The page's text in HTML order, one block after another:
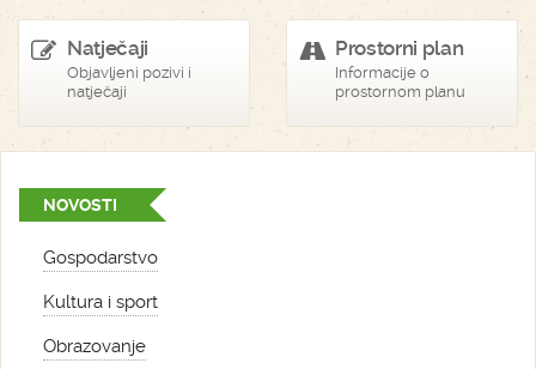
Natječaji
Objavljeni pozivi i
natječaji
Prostorni plan
Informacije o
prostornom planu
NOVOSTI
Gospodarstvo
Kultura i sport
Obrazovanje